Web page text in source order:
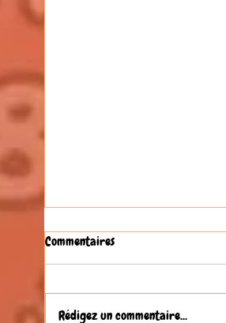
Commentaires
Rédigez un commentaire...